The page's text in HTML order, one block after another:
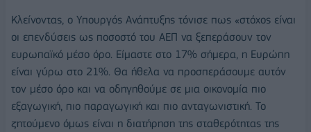
Κλείνοντας, ο Υπουργός Ανάπτυξης τόνισε πως «στόχος είναι
οι επενδύσεις ως ποσοστό του ΑΕΠ να ξεπεράσουν τον
ευρωπαϊκό μέσο όρο. Είμαστε στο 17% σήμερα, η Ευρώπη
είναι γύρω στο 21%. Θα ήθελα να προσπεράσουμε αυτόν
τον μέσο όρο και να οδηγηθούμε σε μια οικονομία πιο
εξαγωγική, πιο παραγωγική και πιο ανταγωνιστική. Το
ζητούμενο όμως είναι η διατήρηση της σταθερότητας της